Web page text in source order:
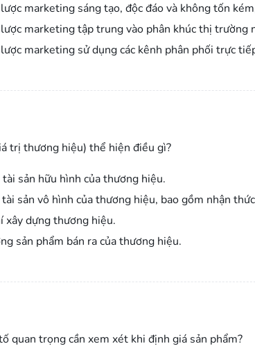
marketing sáng tạo, độc đáo và không tốn
marketing tập trung vào phân khúc thị trường
marketing sử dụng các kênh phân phối trực
trị thương hiệu) thể hiện điều gì?
sản hữu hình của thương hiệu.
sản vô hình của thương hiệu, bao gồm nhận
xây dựng thương hiệu.
sản phẩm bán ra của thương hiệu.
quan trọng cần xem xét khi định giá sản phẩm?